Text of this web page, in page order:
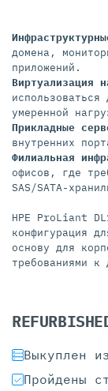
домена,
приложений.
Виртуализация
умеренной
Прикладные
внутренних
Филиальная
офисов, где
SAS/SATA-
HPE ProLiant
конфигурация
основу для
требованиями к
Выкуплен
Пройдены